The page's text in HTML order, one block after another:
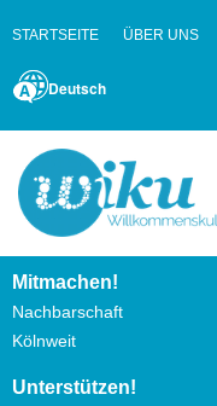
STARTSEITE ÜBER UNS
Deutsch
Mitmachen!
Nachbarschaft
Kölnweit
Unterstützen!